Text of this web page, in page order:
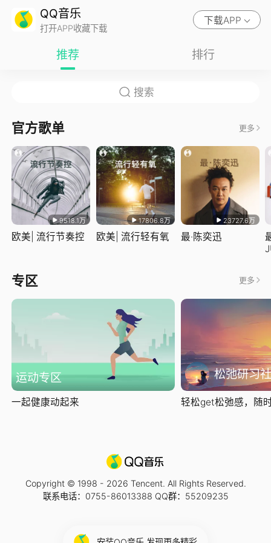
QQ音乐
打开APP收藏下载
下载APP
推荐 排行
官方歌单 更多
9518.1万
欧美| 流行节奏控
17806.8万
欧美| 流行轻有氧
23727.6万
最·陈奕迅
专区 更多
运动专区
一起健康动起来
松弛研习社
轻松get松弛感，随
Copyright © 1998 - 2026 Tencent. All Rights Reserved.
联系电话：0755-86013388 QQ群：55209235